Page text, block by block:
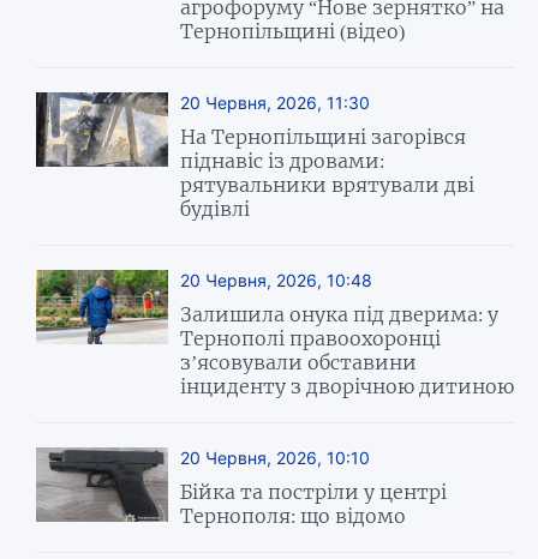
агрофоруму “Нове зернятко” на
Тернопільщині (відео)
20 Червня, 2026, 11:30
На Тернопільщині загорівся
піднавіс із дровами:
рятувальники врятували дві
будівлі
20 Червня, 2026, 10:48
Залишила онука під дверима: у
Тернополі правоохоронці
з’ясовували обставини
інциденту з дворічною дитиною
20 Червня, 2026, 10:10
Бійка та постріли у центрі
Тернополя: що відомо